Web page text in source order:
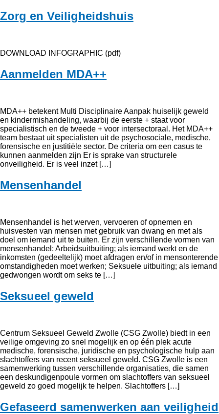
Zorg en Veiligheidshuis
DOWNLOAD INFOGRAPHIC (pdf)
Aanmelden MDA++
MDA++ betekent Multi Disciplinaire Aanpak huiselijk geweld
en kindermishandeling, waarbij de eerste + staat voor
specialistisch en de tweede + voor intersectoraal. Het MDA++
team bestaat uit specialisten uit de psychosociale, medische,
forensische en justitiële sector. De criteria om een casus te
kunnen aanmelden zijn Er is sprake van structurele
onveiligheid. Er is veel inzet […]
Mensenhandel
Mensenhandel is het werven, vervoeren of opnemen en
huisvesten van mensen met gebruik van dwang en met als
doel om iemand uit te buiten. Er zijn verschillende vormen van
mensenhandel: Arbeidsuitbuiting; als iemand werkt en de
inkomsten (gedeeltelijk) moet afdragen en/of in mensonterende
omstandigheden moet werken; Seksuele uitbuiting; als iemand
gedwongen wordt om seks te […]
Seksueel geweld
Centrum Seksueel Geweld Zwolle (CSG Zwolle) biedt in een
veilige omgeving zo snel mogelijk en op één plek acute
medische, forensische, juridische en psychologische hulp aan
slachtoffers van recent seksueel geweld. CSG Zwolle is een
samenwerking tussen verschillende organisaties, die samen
een deskundigenpoule vormen om slachtoffers van seksueel
geweld zo goed mogelijk te helpen. Slachtoffers […]
Gefaseerd samenwerken aan veiligheid